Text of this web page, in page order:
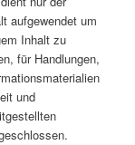
aufgewendet um
Inhalt zu
für Handlungen,
und